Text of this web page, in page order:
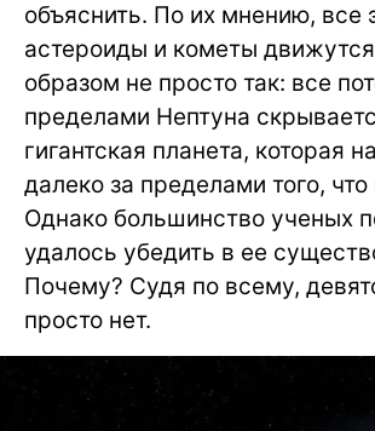
объяснить. По их мнению, все
астероиды и кометы
образом не просто так: все
пределами Нептуна
гигантская планета, которая
далеко за пределами того,
Однако большинство ученых
удалось убедить в ее
Почему? Судя по всему,
просто нет.